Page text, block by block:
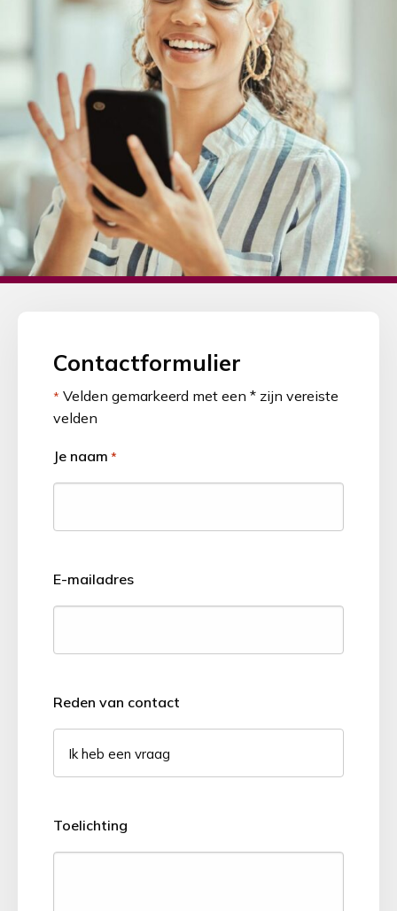
Contactformulier
* Velden gemarkeerd met een * zijn vereiste
velden
Je naam *
E-mailadres
Reden van contact
Toelichting